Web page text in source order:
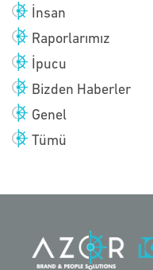
İnsan
Raporlarımız
İpucu
Bizden Haberler
Genel
Tümü